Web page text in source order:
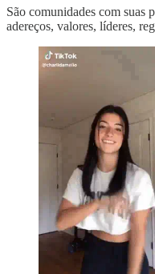
São comunidades com suas
adereços, valores, líderes,